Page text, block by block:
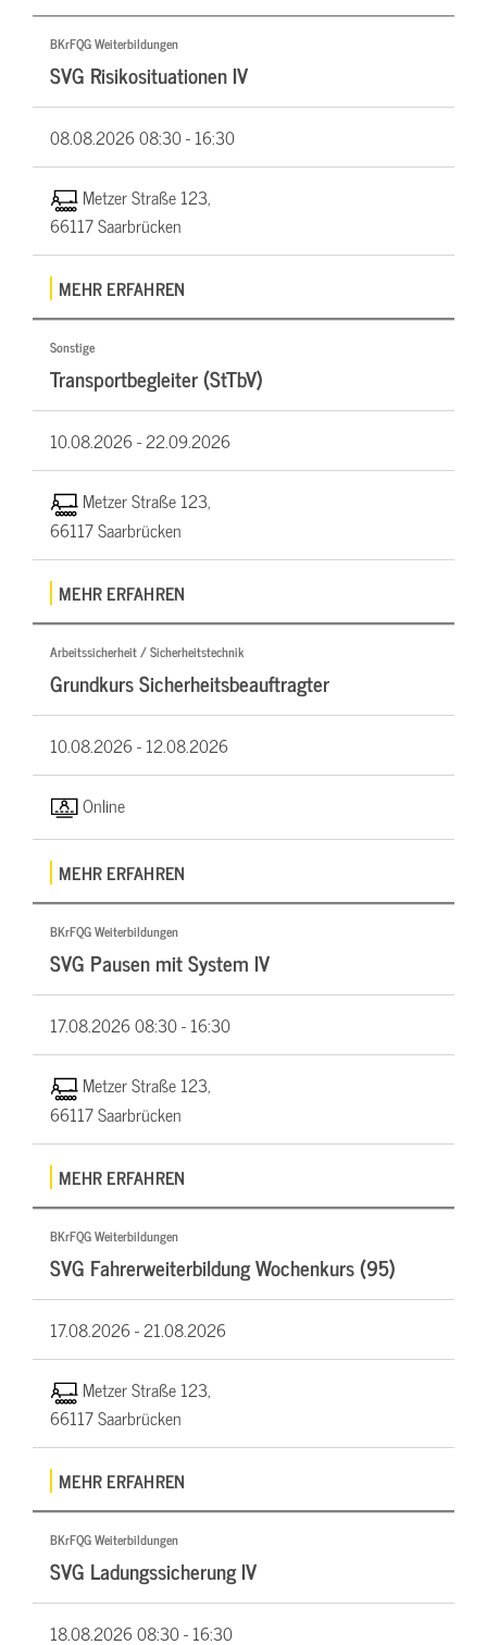
BKrFQG Weiterbildungen
SVG Risikosituationen IV
08.08.202608:30 - 16:30
Metzer Straße 123,
66117 Saarbrücken
MEHR ERFAHREN
Sonstige
Transportbegleiter (StTbV)
10.08.2026 -22.09.2026
Metzer Straße 123,
66117 Saarbrücken
MEHR ERFAHREN
Arbeitssicherheit / Sicherheitstechnik
Grundkurs Sicherheitsbeauftragter
10.08.2026 -12.08.2026
Online
MEHR ERFAHREN
BKrFQG Weiterbildungen
SVG Pausen mit System IV
17.08.202608:30 - 16:30
Metzer Straße 123,
66117 Saarbrücken
MEHR ERFAHREN
BKrFQG Weiterbildungen
SVG Fahrerweiterbildung Wochenkurs (95)
17.08.2026 -21.08.2026
Metzer Straße 123,
66117 Saarbrücken
MEHR ERFAHREN
BKrFQG Weiterbildungen
SVG Ladungssicherung IV
18.08.202608:30 - 16:30